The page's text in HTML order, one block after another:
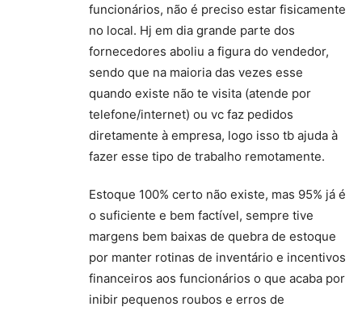
funcionários, não é preciso estar fisicamente
no local. Hj em dia grande parte dos
fornecedores aboliu a figura do vendedor,
sendo que na maioria das vezes esse
quando existe não te visita (atende por
telefone/internet) ou vc faz pedidos
diretamente à empresa, logo isso tb ajuda à
fazer esse tipo de trabalho remotamente.
Estoque 100% certo não existe, mas 95% já é
o suficiente e bem factível, sempre tive
margens bem baixas de quebra de estoque
por manter rotinas de inventário e incentivos
financeiros aos funcionários o que acaba por
inibir pequenos roubos e erros de